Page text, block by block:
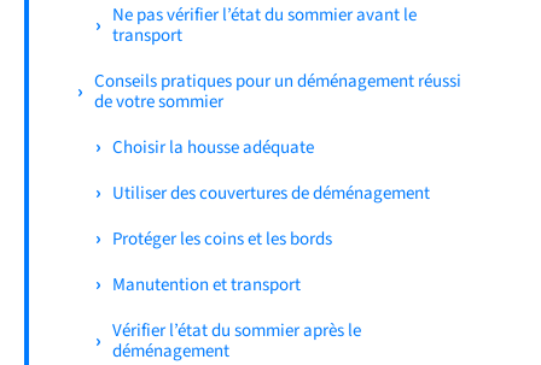
Ne pas vérifier l’état du sommier avant le
transport
Conseils pratiques pour un déménagement réussi
de votre sommier
Choisir la housse adéquate
Utiliser des couvertures de déménagement
Protéger les coins et les bords
Manutention et transport
Vérifier l’état du sommier après le
déménagement